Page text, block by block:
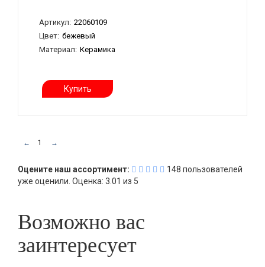
Артикул: 22060109
Цвет: бежевый
Материал: Керамика
Купить
← 1 →
Оцените наш ассортимент: 148 пользователей
уже оценили. Оценка: 3.01 из 5
Возможно вас
заинтересует